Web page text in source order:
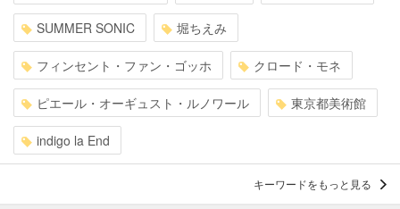
SUMMER SONIC 堀ちえみ
フィンセント・ファン・ゴッホ クロード・モネ
ピエール・オーギュスト・ルノワール 東京都美術館
indigo la End
キーワードをもっと見る